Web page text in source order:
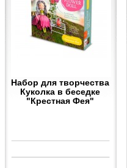
Набор для творчества
Куколка в беседке
"Крестная Фея"